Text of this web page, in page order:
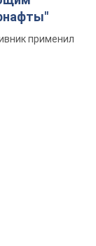
применил